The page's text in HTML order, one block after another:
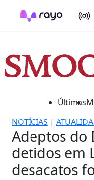
On Air
Últimas
NOTÍCIAS |
Adeptos do
detidos em
desacatos